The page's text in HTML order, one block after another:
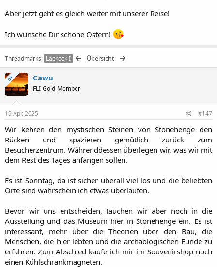
Aber jetzt geht es gleich weiter mit unserer Reise!
Ich wünsche Dir schöne Ostern!
Threadmarks Lackock I Übersicht
OP Cawu
FLI-Gold-Member
19 Apr. 2025 #147
Wir kehren den mystischen Steinen von Stonehenge den
Rücken und spazieren gemütlich zurück zum
Besucherzentrum. Währenddessen überlegen wir, was wir mit
dem Rest des Tages anfangen sollen.
Es ist Sonntag, da ist sicher überall viel los und die beliebten
Orte sind wahrscheinlich etwas überlaufen.
Bevor wir uns entscheiden, tauchen wir aber noch in die
Ausstellung und das Museum hier in Stonehenge ein. Es ist
interessant, mehr über die Theorien über den Bau, die
Menschen, die hier lebten und die archäologischen Funde zu
erfahren. Zum Abschied kaufe ich mir im Souvenirshop noch
einen Kühlschrankmagneten.